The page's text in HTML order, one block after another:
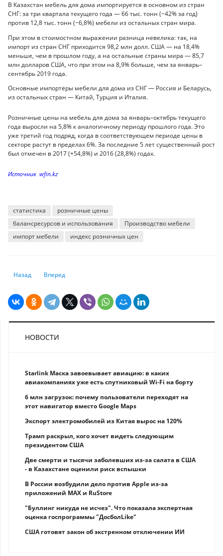
В Казахстан мебель для дома импортируется в основном из стран
СНГ: за три квартала текущего года — 66 тыс. тонн (−42% за год)
против 12,8 тыс. тонн (−6,8%) мебели из остальных стран мира.
При этом в стоимостном выражении разница невелика: так, на
импорт из стран СНГ приходится 98,2 млн долл. США — на 18,4%
меньше, чем в прошлом году, а на остальные страны мира — 85,7
млн долларов США, что при этом на 8,9% больше, чем за январь–
сентябрь 2019 года.
Основные импортёры мебели для дома из СНГ — Россия и Беларусь,
из остальных стран — Китай, Турция и Италия.
Розничные цены на мебель для дома за январь–октябрь текущего
года выросли на 5,8% к аналогичному периоду прошлого года. Это
уже третий год подряд, когда в соответствующем периоде цены в
секторе растут в пределах 6%. За последние 5 лет существенный рост
был отмечен в 2017 (+54,8%) и 2016 (28,8%) годах.
Источник wfin.kz
статистика
розничные цены
балансресурсов и использования
Производство мебели
импорт мебели
индекс розничных цен
Предыдущий: В чём хранить сбережения
Назад Следующий: Микрофинансовые организации активно
Вперед
НОВОСТИ
Starlink Маска завоевывает авиацию: в каких
авиакомпаниях уже есть спутниковый Wi-Fi на борту
6 млн загрузок: почему пользователи переходят на
этот навигатор вместо Google Maps
Экспорт электромобилей из Китая вырос на 120%
Трамп раскрыл, кого хочет видеть следующим
президентом США
Две смерти и тысячи заболевших из-за салата в США
- в Казахстане оценили риск вспышки
В России возбудили дело против Apple из-за
приложений MAX и RuStore
"Буллинг никуда не исчез". Что показала экспертная
оценка госпрограммы "ДосболLike"
США готовят закон об экстренном отключении ИИ